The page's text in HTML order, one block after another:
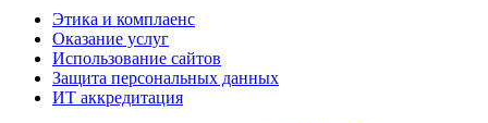
Этика и комплаенс
Оказание услуг
Использование сайтов
Защита персональных данных
ИТ аккредитация